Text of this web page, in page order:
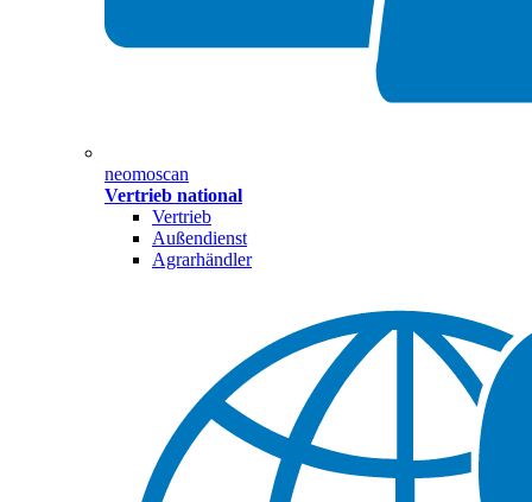
neomoscan
Vertrieb national
Vertrieb
Außendienst
Agrarhändler